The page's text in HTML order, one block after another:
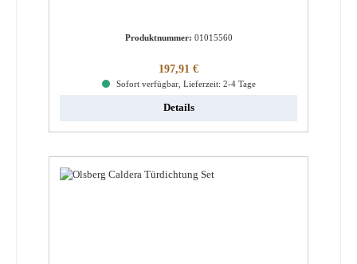
Produktnummer: 01015560
Regulärer Preis:
197,91 €
Sofort verfügbar, Lieferzeit: 2-4 Tage
Details